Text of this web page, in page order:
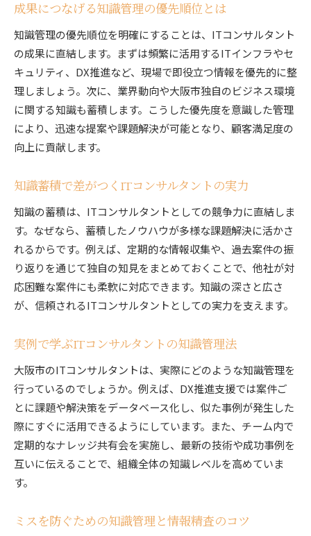
成果につなげる知識管理の優先順位とは
知識管理の優先順位を明確にすることは、ITコンサルタント
の成果に直結します。まずは頻繁に活用するITインフラやセ
キュリティ、DX推進など、現場で即役立つ情報を優先的に整
理しましょう。次に、業界動向や大阪市独自のビジネス環境
に関する知識も蓄積します。こうした優先度を意識した管理
により、迅速な提案や課題解決が可能となり、顧客満足度の
向上に貢献します。
知識蓄積で差がつくITコンサルタントの実力
知識の蓄積は、ITコンサルタントとしての競争力に直結しま
す。なぜなら、蓄積したノウハウが多様な課題解決に活かさ
れるからです。例えば、定期的な情報収集や、過去案件の振
り返りを通じて独自の知見をまとめておくことで、他社が対
応困難な案件にも柔軟に対応できます。知識の深さと広さ
が、信頼されるITコンサルタントとしての実力を支えます。
実例で学ぶITコンサルタントの知識管理法
大阪市のITコンサルタントは、実際にどのような知識管理を
行っているのでしょうか。例えば、DX推進支援では案件ご
とに課題や解決策をデータベース化し、似た事例が発生した
際にすぐに活用できるようにしています。また、チーム内で
定期的なナレッジ共有会を実施し、最新の技術や成功事例を
互いに伝えることで、組織全体の知識レベルを高めていま
す。
ミスを防ぐための知識管理と情報精査のコツ